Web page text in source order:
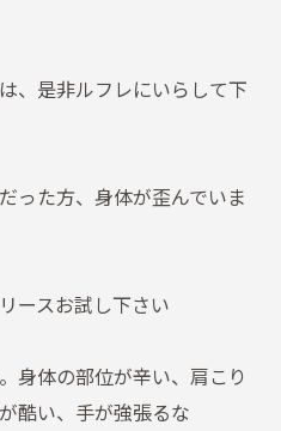
、是非ルフレにいらして下
った方、身体が歪んでいま
ースお試し下さい
身体の部位が辛い、肩こり
酷い、手が強張るな